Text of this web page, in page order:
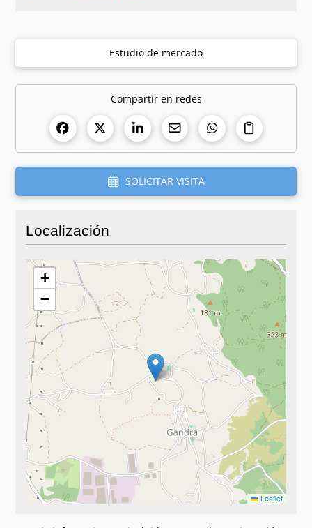
Estudio de mercado
Compartir en redes
SOLICITAR VISITA
Localización
+
−
Leaflet